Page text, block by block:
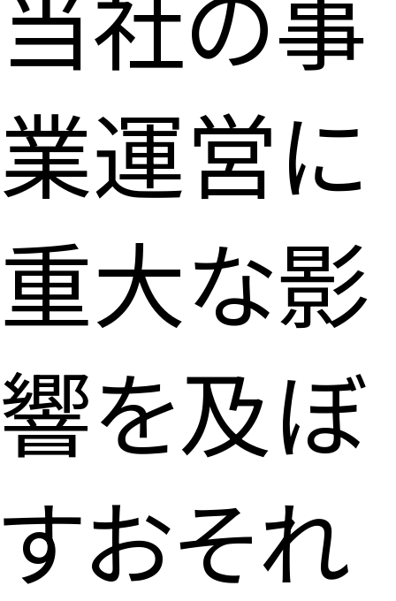
業運営に
重大な影
響を及ぼ
すおそれ